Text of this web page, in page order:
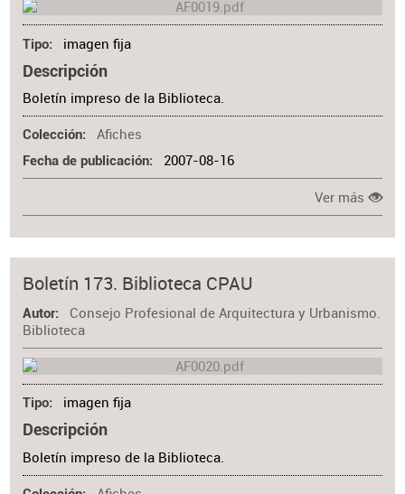
Tipo imagen fija
Descripción
Boletín impreso de la Biblioteca.
Colección Afiches
Fecha de publicación 2007-08-16
Ver más
Boletín 173. Biblioteca CPAU
Autor
Consejo Profesional de Arquitectura y Urbanismo.
Biblioteca
Tipo imagen fija
Descripción
Boletín impreso de la Biblioteca.